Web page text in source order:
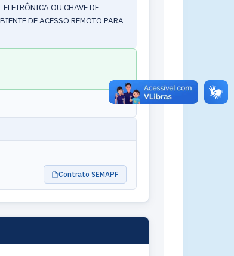
OU CHAVE DE
DE ACESSO REMOTO PARA
Contrato SEMAPF